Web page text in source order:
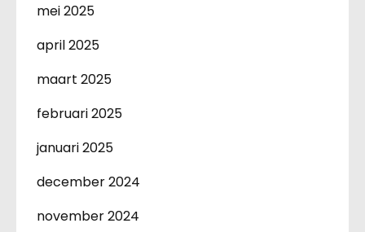
mei 2025
april 2025
maart 2025
februari 2025
januari 2025
december 2024
november 2024